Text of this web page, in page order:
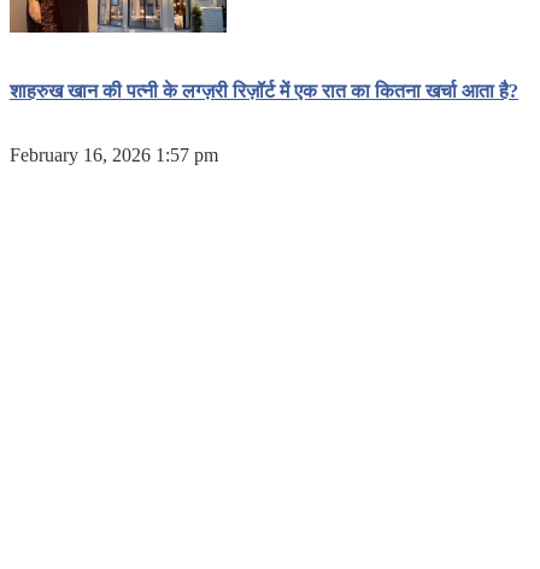
शाहरुख खान की पत्नी के लग्ज़री रिज़ॉर्ट में एक रात का कितना खर्चा आता है?
February 16, 2026 1:57 pm